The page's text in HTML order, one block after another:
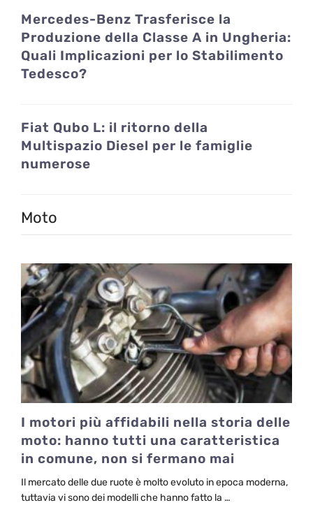
Mercedes-Benz Trasferisce la
Produzione della Classe A in Ungheria:
Quali Implicazioni per lo Stabilimento
Tedesco?
Fiat Qubo L: il ritorno della
Multispazio Diesel per le famiglie
numerose
Moto
I motori più affidabili nella storia delle
moto: hanno tutti una caratteristica
in comune, non si fermano mai
Il mercato delle due ruote è molto evoluto in epoca moderna,
tuttavia vi sono dei modelli che hanno fatto la …